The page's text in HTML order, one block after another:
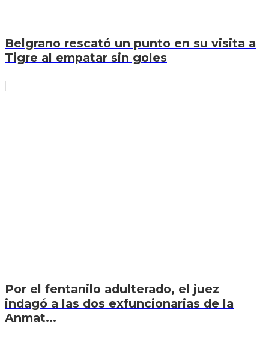
Belgrano rescató un punto en su visita a
Tigre al empatar sin goles
Por el fentanilo adulterado, el juez
indagó a las dos exfuncionarias de la
Anmat...